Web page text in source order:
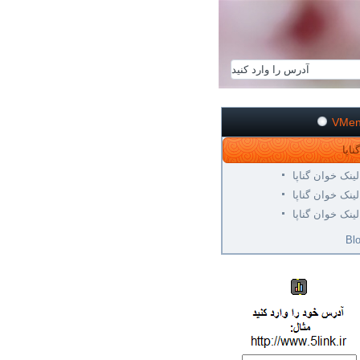
لینک خوان گناپا
لینک خوان گناپا
لینک خوان گناپا